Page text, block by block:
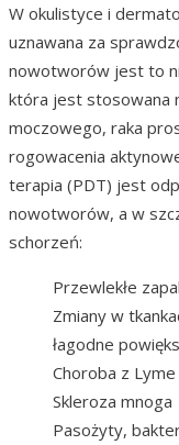
W okulistyce i
uznawana za
nowotworów jest to
która jest stosowana
moczowego, raka
rogowacenia
terapia (PDT) jest
nowotworów, a w
schorzeń:
Przewlekłe
Zmiany w
łagodne
Choroba z Lyme
Skleroza mnoga
Pasożyty,